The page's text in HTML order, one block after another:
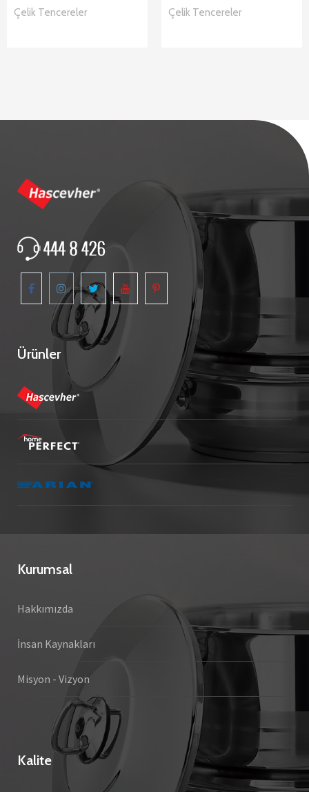
Çelik Tencereler Çelik Tencereler
Ürünler
Kurumsal
Hakkımızda
İnsan Kaynakları
Misyon - Vizyon
Kalite